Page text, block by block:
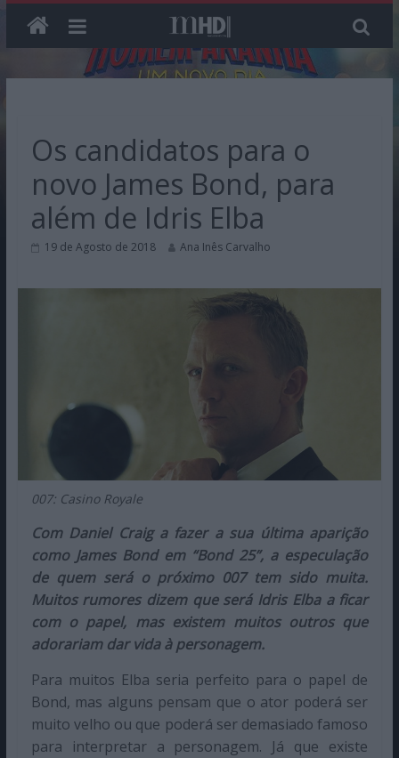
Os candidatos para o
novo James Bond, para
além de Idris Elba
19 de Agosto de 2018 Ana Inês Carvalho
007: Casino Royale
Com Daniel Craig a fazer a sua última aparição
como James Bond em “Bond 25”, a especulação
de quem será o próximo 007 tem sido muita.
Muitos rumores dizem que será Idris Elba a ficar
com o papel, mas existem muitos outros que
adorariam dar vida à personagem.
Para muitos Elba seria perfeito para o papel de
Bond, mas alguns pensam que o ator poderá ser
muito velho ou que poderá ser demasiado famoso
para interpretar a personagem. Já que existe